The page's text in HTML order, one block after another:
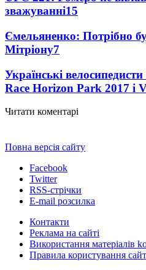
зважуванні15
Ємельяненко: Потрібно
Мітріону7
Українські
Race Horizon Park 2017 і
Читати коментарі
Повна версія сайту
Facebook
Twitter
RSS-стрічки
E-mail розсилка
Контакти
Реклама на сайті
Використання матеріалів
Правила користування